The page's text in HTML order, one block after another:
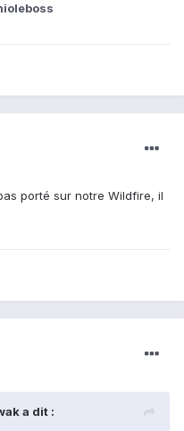
porté sur notre Wildfire, il
a dit :